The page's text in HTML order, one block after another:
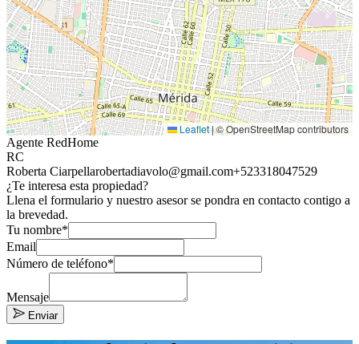
Leaflet|© OpenStreetMap contributors
Agente RedHome
RC
Roberta Ciarpellarobertadiavolo@gmail.com+523318047529
¿Te interesa esta propiedad?
Llena el formulario y nuestro asesor se pondra en contacto contigo a
la brevedad.
Tu nombre*
Email
Número de teléfono*
Mensaje
Enviar